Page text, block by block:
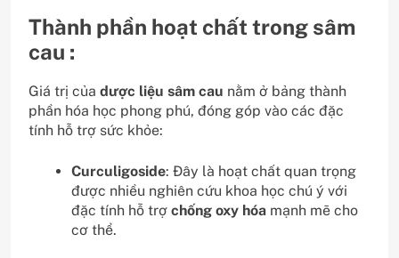
Thành phần hoạt chất trong sâm
cau :
Giá trị của dược liệu sâm cau nằm ở bảng thành
phần hóa học phong phú, đóng góp vào các đặc
tính hỗ trợ sức khỏe:
Curculigoside: Đây là hoạt chất quan trọng
được nhiều nghiên cứu khoa học chú ý với
đặc tính hỗ trợ chống oxy hóa mạnh mẽ cho
cơ thể.